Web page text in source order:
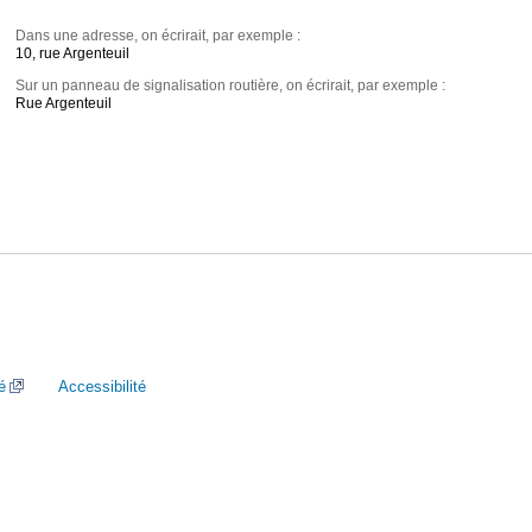
Dans une adresse, on écrirait, par exemple :
10, rue Argenteuil
Sur un panneau de signalisation routière, on écrirait, par exemple :
Rue Argenteuil
Accessibilité